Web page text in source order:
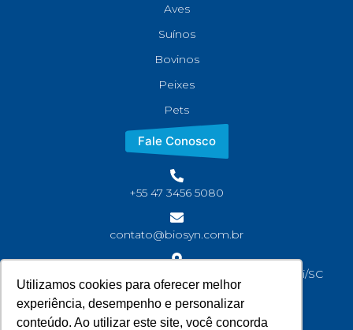
Utilizamos cookies para oferecer melhor
experiência, desempenho e personalizar
conteúdo. Ao utilizar este site, você concorda
Aves
Suínos
Bovinos
Peixes
Pets
Fale Conosco
+55 47 3456 5080
contato@biosyn.com.br
Rua João Jaime Faria, S/N Bairro Corveta, Araquari/SC
CEP: 89245-000